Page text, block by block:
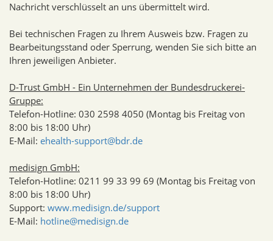
Nachricht verschlüsselt an uns übermittelt wird.
Bei technischen Fragen zu Ihrem Ausweis bzw. Fragen zu
Bearbeitungsstand oder Sperrung, wenden Sie sich bitte an
Ihren jeweiligen Anbieter.
D-Trust GmbH - Ein Unternehmen der Bundesdruckerei-
Gruppe:
Telefon-Hotline: 030 2598 4050 (Montag bis Freitag von
8:00 bis 18:00 Uhr)
E-Mail: ehealth-support@bdr.de
medisign GmbH:
Telefon-Hotline: 0211 99 33 99 69 (Montag bis Freitag von
8:00 bis 18:00 Uhr)
Support: www.medisign.de/support
E-Mail: hotline@medisign.de